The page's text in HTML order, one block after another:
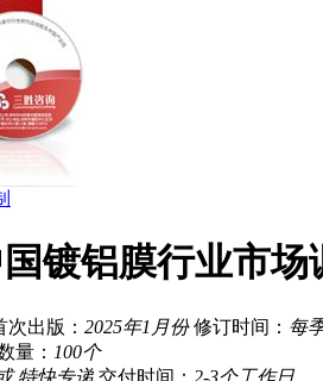
国镀铝膜行业市
次出版： 2025年1月份修订时间： 每
量： 100个
特快专递 交付时间： 2-3个工作日